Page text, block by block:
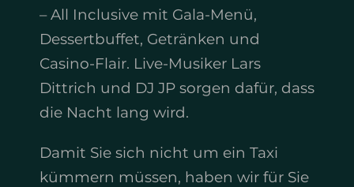
– All Inclusive mit Gala-Menü,
Dessertbuffet, Getränken und
Casino-Flair. Live-Musiker Lars
Dittrich und DJ JP sorgen dafür, dass
die Nacht lang wird.
Damit Sie sich nicht um ein Taxi
kümmern müssen, haben wir für Sie